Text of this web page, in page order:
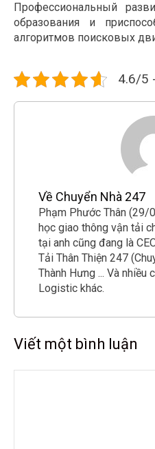
Профессиональный
образования и
алгоритмов поисковых
4.6/5
Về Chuyển Nhà 247
Phạm Phước Thân
học giao thông vận tải
tại anh cũng đang là
Tải Thân Thiện 247
Thành Hưng ... Và nhiều
Logistic khác.
Viết một bình luận